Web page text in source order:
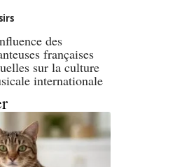
des
françaises
sur la culture
internationale